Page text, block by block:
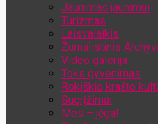
Jaunimas jaunimui
Turizmas
Laisvalaikis
Žurnalistinis
Video galerija
Toks gyvenimas
Rokiškio krašto
Sugrįžimai
Mes – jėga!